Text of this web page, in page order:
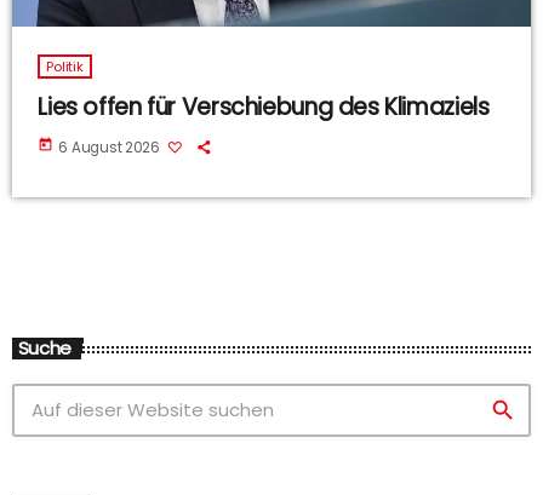
Politik
Lies offen für Verschiebung des Klimaziels
today 6 August 2026
Suche
search